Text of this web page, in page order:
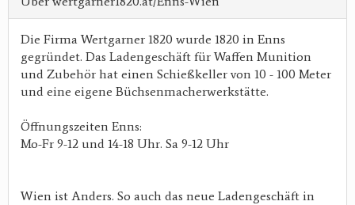
Die Firma Wertgarner 1820 wurde 1820 in Enns
gegründet. Das Ladengeschäft für Waffen Munition
und Zubehör hat einen Schießkeller von 10 - 100 Meter
und eine eigene Büchsenmacherwerkstätte.
Öffnungszeiten Enns:
Mo-Fr 9-12 und 14-18 Uhr. Sa 9-12 Uhr
Wien ist Anders. So auch das neue Ladengeschäft in